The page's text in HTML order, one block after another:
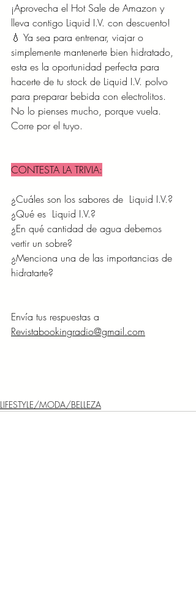
¡Aprovecha el Hot Sale de Amazon y
lleva contigo Liquid I.V. con descuento!
💧 Ya sea para entrenar, viajar o
simplemente mantenerte bien hidratado,
esta es la oportunidad perfecta para
hacerte de tu stock de Liquid I.V. polvo
para preparar bebida con electrolitos.
No lo pienses mucho, porque vuela.
Corre por el tuyo.
CONTESTA LA TRIVIA:
¿Cuáles son los sabores de  Liquid I.V.?
¿Qué es  Liquid I.V.?
¿En qué cantidad de agua debemos
vertir un sobre?
¿Menciona una de las importancias de
hidratarte?
Envía tus respuestas a
Revistabookingradio@gmail.com
LIFESTYLE/MODA/BELLEZA